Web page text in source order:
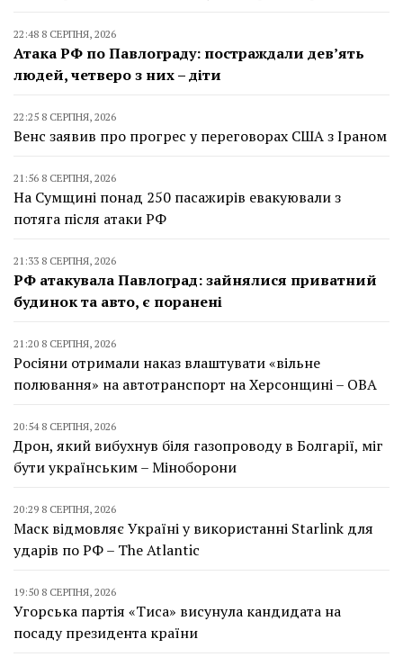
22:48 8 СЕРПНЯ, 2026
Атака РФ по Павлограду: постраждали дев’ять
людей, четверо з них – діти
22:25 8 СЕРПНЯ, 2026
Венс заявив про прогрес у переговорах США з Іраном
21:56 8 СЕРПНЯ, 2026
На Сумщині понад 250 пасажирів евакуювали з
потяга після атаки РФ
21:33 8 СЕРПНЯ, 2026
РФ атакувала Павлоград: зайнялися приватний
будинок та авто, є поранені
21:20 8 СЕРПНЯ, 2026
Росіяни отримали наказ влаштувати «вільне
полювання» на автотранспорт на Херсонщині – ОВА
20:54 8 СЕРПНЯ, 2026
Дрон, який вибухнув біля газопроводу в Болгарії, міг
бути українським – Міноборони
20:29 8 СЕРПНЯ, 2026
Маск відмовляє Україні у використанні Starlink для
ударів по РФ – The Atlantic
19:50 8 СЕРПНЯ, 2026
Угорська партія «Тиса» висунула кандидата на
посаду президента країни